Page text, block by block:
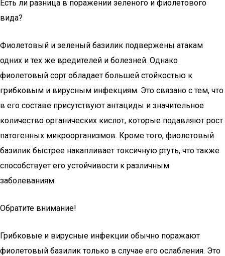
Есть ли разница в поражении зеленого и фиолетового
вида?
Фиолетовый и зеленый базилик подвержены атакам
одних и тех же вредителей и болезней. Однако
фиолетовый сорт обладает большей стойкостью к
грибковым и вирусным инфекциям. Это связано с тем, что
в его составе присутствуют антациды и значительное
количество органических кислот, которые подавляют рост
патогенных микроорганизмов. Кроме того, фиолетовый
базилик быстрее накапливает токсичную ртуть, что также
способствует его устойчивости к различным
заболеваниям.
Обратите внимание!
Грибковые и вирусные инфекции обычно поражают
фиолетовый базилик только в случае его ослабления. Это